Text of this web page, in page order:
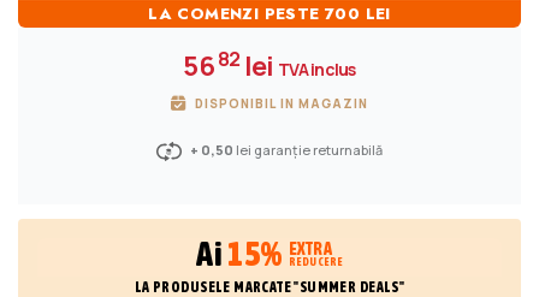
LA COMENZI PESTE 700 LEI
5682lei TVA inclus
DISPONIBIL IN MAGAZIN
+ 0,50 lei garanție returnabilă
Ai15% EXTRA
REDUCERE
LA PRODUSELE MARCATE "SUMMER DEALS"